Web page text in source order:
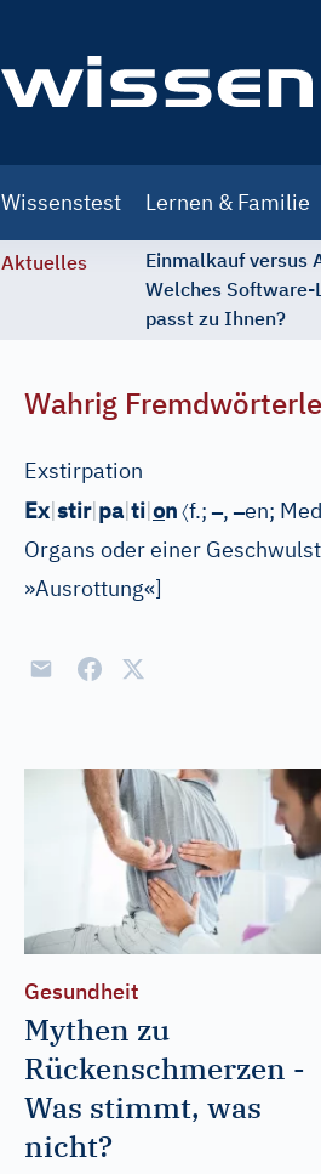
navigation
Wissenstest Lernen & Familie
Aktuelles
Einmalkauf versus
Welches
passt zu Ihnen?
Wahrig
Exstirpation
Ex|stir|pa|ti|on〈f.;–,–en;
Organs oder einer
»Ausrottung«]
Gesundheit
Mythen zu
Rückenschmerzen -
Was stimmt, was
nicht?